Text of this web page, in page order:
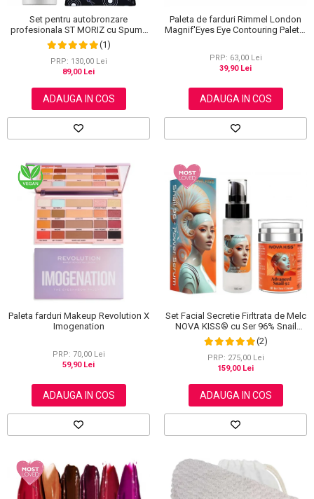
Set pentru autobronzare
profesionala ST MORIZ cu Spuma
Dark Fast Drying si Manusa Velvet
Tanning Mitt
(1)
PRP: 130,00 Lei
89,00 Lei
ADAUGA IN COS
Paleta de farduri Rimmel London
Magnif'Eyes Eye Contouring Palette
PRP: 63,00 Lei
39,90 Lei
ADAUGA IN COS
Paleta farduri Makeup Revolution X
Imogenation
PRP: 70,00 Lei
59,90 Lei
ADAUGA IN COS
Set Facial Secretie Firltrata de Melc
NOVA KISS® cu Ser 96% Snail
Power si Crema Advanced Snail 92
All in One
(2)
PRP: 275,00 Lei
159,00 Lei
ADAUGA IN COS